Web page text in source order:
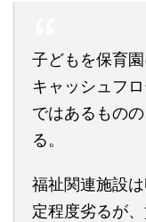
子どもを保育
キャッシュフ
ではあるもの
る。
福祉関連施設
定程度劣るが